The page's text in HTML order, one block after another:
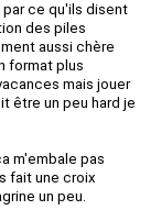
ce qu'ils disent
des piles
aussi chère
format plus
mais jouer
être un peu hard je
m'embale pas
fait une croix
un peu.